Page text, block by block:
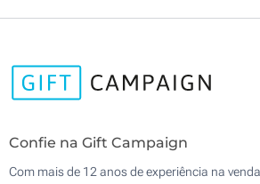
Confie na Gift Campaign
Com mais de 12 anos de experiência na